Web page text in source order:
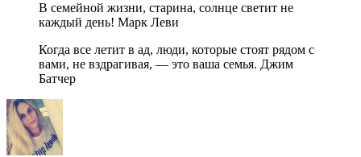
В семейной жизни, старина, солнце светит не
каждый день! Марк Леви
Когда все летит в ад, люди, которые стоят рядом с
вами, не вздрагивая, — это ваша семья. Джим
Батчер